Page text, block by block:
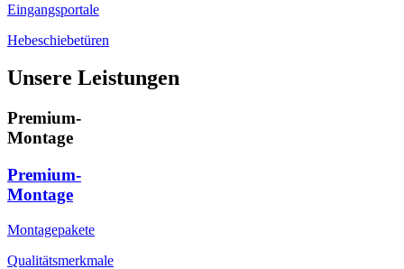
Eingangsportale
Hebeschiebetüren
Unsere Leistungen
Premium-
Montage
Premium-
Montage
Montagepakete
Qualitätsmerkmale